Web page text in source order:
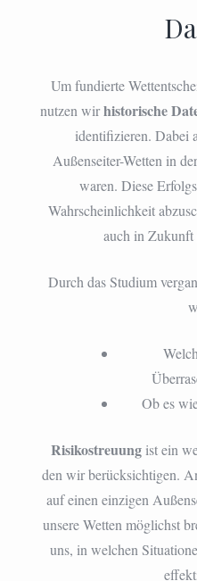
Um fundierte
nutzen wirhistorische
identifizieren. Dabei
Außenseiter-Wetten in
waren. Diese
Wahrscheinlichkeit
auch in Zukunft
Durch das Studium
Ob es
Risikostreuungist ein
den wir berücksichtigen.
auf einen einzigen
unsere Wetten möglichst
uns, in welchen